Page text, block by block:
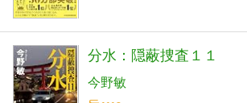
分水：隠蔽捜査１１
今野敏